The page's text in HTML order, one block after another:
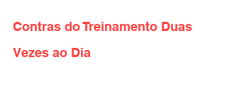
Contras do Treinamento Duas
Vezes ao Dia